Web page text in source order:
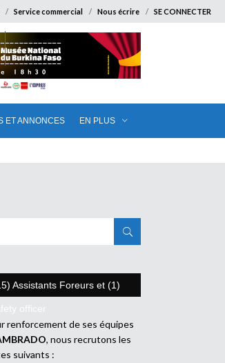
Service commercial Nous écrire SE CONNECTER
ET ANNONCES EN PLUS
Assistants Foreurs et (1)
officer
renforcement de ses équipes
, nous recrutons les
suivants :